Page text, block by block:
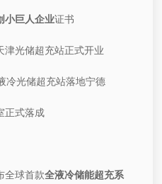
小巨人企业证书
津光储超充站正式开业
冷光储超充站落地宁德
正式落成
全球首款全液冷储能超充系